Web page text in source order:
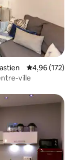
Évaluation
4,96 (172)
ville